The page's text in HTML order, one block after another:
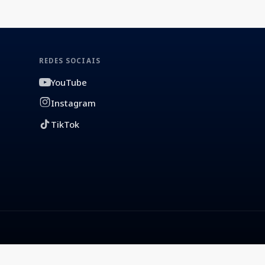
REDES SOCIAIS
YouTube
Instagram
TikTok